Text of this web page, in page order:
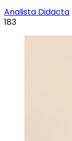
Analista Didacta
183